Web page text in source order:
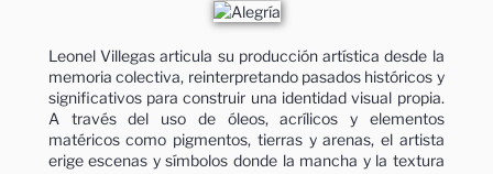
Leonel Villegas articula su producción artística desde la
memoria colectiva, reinterpretando pasados históricos y
significativos para construir una identidad visual propia.
A través del uso de óleos, acrílicos y elementos
matéricos como pigmentos, tierras y arenas, el artista
erige escenas y símbolos donde la mancha y la textura